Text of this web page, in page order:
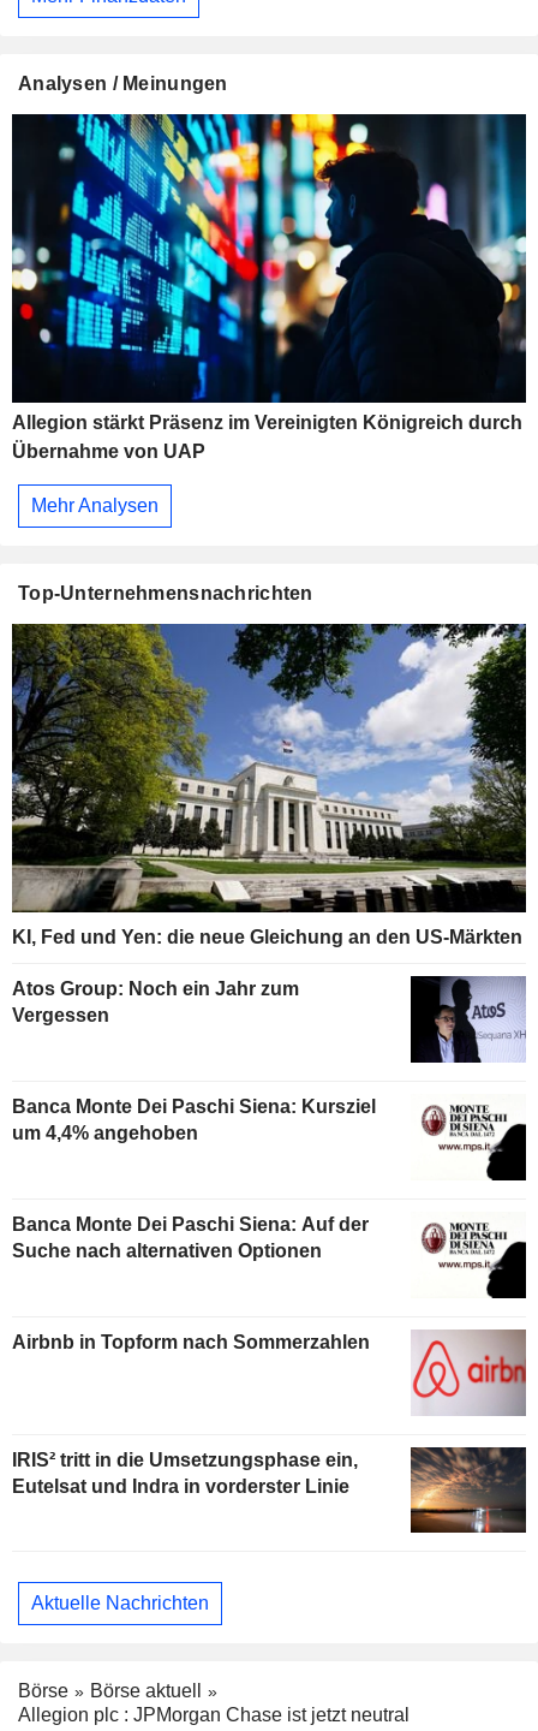
Analysen / Meinungen
Allegion stärkt Präsenz im Vereinigten Königreich durch
Übernahme von UAP
Mehr Analysen
Top-Unternehmensnachrichten
KI, Fed und Yen: die neue Gleichung an den US-Märkten
Atos Group: Noch ein Jahr zum
Vergessen
Banca Monte Dei Paschi Siena: Kursziel
um 4,4% angehoben
Banca Monte Dei Paschi Siena: Auf der
Suche nach alternativen Optionen
Airbnb in Topform nach Sommerzahlen
IRIS² tritt in die Umsetzungsphase ein,
Eutelsat und Indra in vorderster Linie
Aktuelle Nachrichten
Börse
Börse aktuell
Allegion plc : JPMorgan Chase ist jetzt neutral